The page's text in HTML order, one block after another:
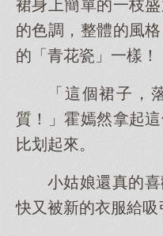
裙身上簡單的一枝
的色調，整體的風
的「青花瓷」一樣！
「這個裙子，
質！」霍嫣然拿起
比划起來。
小姑娘還真的
快又被新的衣服給吸